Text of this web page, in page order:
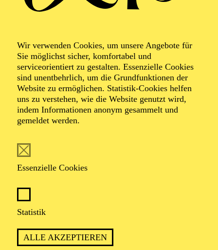
Wir verwenden Cookies, um unsere Angebote für
Sie möglichst sicher, komfortabel und
serviceorientiert zu gestalten. Essenzielle Cookies
sind unentbehrlich, um die Grundfunktionen der
Website zu ermöglichen. Statistik-Cookies helfen
uns zu verstehen, wie die Website genutzt wird,
indem Informationen anonym gesammelt und
gemeldet werden.
Essenzielle Cookies
Statistik
ALLE AKZEPTIEREN
Komponistinnenfestival "her:voice"
Keynote:
„Pionierinnen! –
Pionierinnen?”
Von Chancen und Schwierigkeiten, ‚Die
Mit: Melanie Unseld (Universität für Musik und